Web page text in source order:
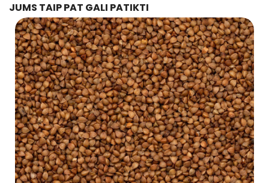
JUMS TAIP PAT GALI PATIKTI